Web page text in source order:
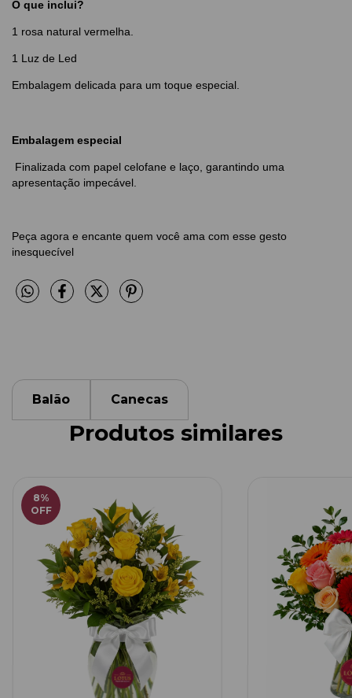
O que inclui?
1 rosa natural vermelha.
1 Luz de Led
Embalagem delicada para um toque especial.
Embalagem especial
Finalizada com papel celofane e laço, garantindo uma
apresentação impecável.
Peça agora e encante quem você ama com esse gesto
inesquecível
Balão Canecas
Produtos similares
8%
OFF